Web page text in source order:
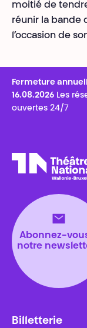
moitié de
réunir la bande
l’occasion de
Fermeture
16.08.2026 Les
ouvertes 24/7
Abonnez-
notre
Billetterie